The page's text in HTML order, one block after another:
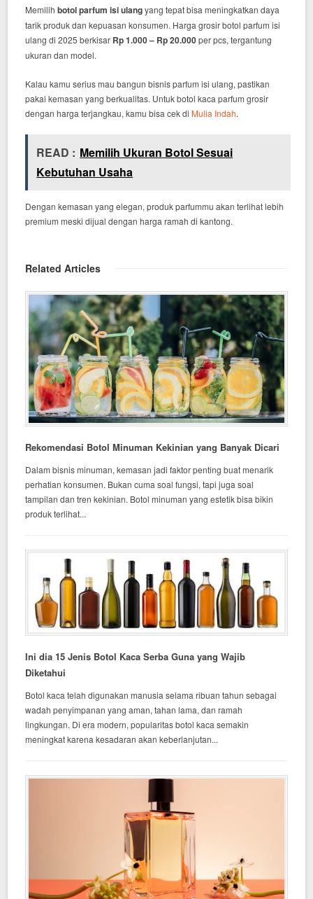
Memilihbotol parfum isi ulangyang tepat bisa meningkatkan daya
tarik produk dan kepuasan konsumen. Harga grosir botol parfum isi
ulang di 2025 berkisar Rp 1.000 – Rp 20.000per pcs, tergantung
ukuran dan model.
Kalau kamu serius mau bangun bisnis parfum isi ulang, pastikan
pakai kemasan yang berkualitas. Untuk botol kaca parfum grosir
dengan harga terjangkau, kamu bisa cek diMulia Indah.
READ : Memilih Ukuran Botol Sesuai
Kebutuhan Usaha
Dengan kemasan yang elegan, produk parfummu akan terlihat lebih
premium meski dijual dengan harga ramah di kantong.
Related Articles
Rekomendasi Botol Minuman Kekinian yang Banyak Dicari
Dalam bisnis minuman, kemasan jadi faktor penting buat menarik
perhatian konsumen. Bukan cuma soal fungsi, tapi juga soal
tampilan dan tren kekinian. Botol minuman yang estetik bisa bikin
produk terlihat...
Ini dia 15 Jenis Botol Kaca Serba Guna yang Wajib
Diketahui
Botol kaca telah digunakan manusia selama ribuan tahun sebagai
wadah penyimpanan yang aman, tahan lama, dan ramah
lingkungan. Di era modern, popularitas botol kaca semakin
meningkat karena kesadaran akan keberlanjutan...